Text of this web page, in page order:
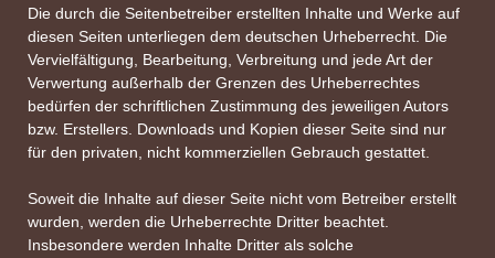
Die durch die Seitenbetreiber erstellten Inhalte und Werke auf
diesen Seiten unterliegen dem deutschen Urheberrecht. Die
Vervielfältigung, Bearbeitung, Verbreitung und jede Art der
Verwertung außerhalb der Grenzen des Urheberrechtes
bedürfen der schriftlichen Zustimmung des jeweiligen Autors
bzw. Erstellers. Downloads und Kopien dieser Seite sind nur
für den privaten, nicht kommerziellen Gebrauch gestattet.
Soweit die Inhalte auf dieser Seite nicht vom Betreiber erstellt
wurden, werden die Urheberrechte Dritter beachtet.
Insbesondere werden Inhalte Dritter als solche